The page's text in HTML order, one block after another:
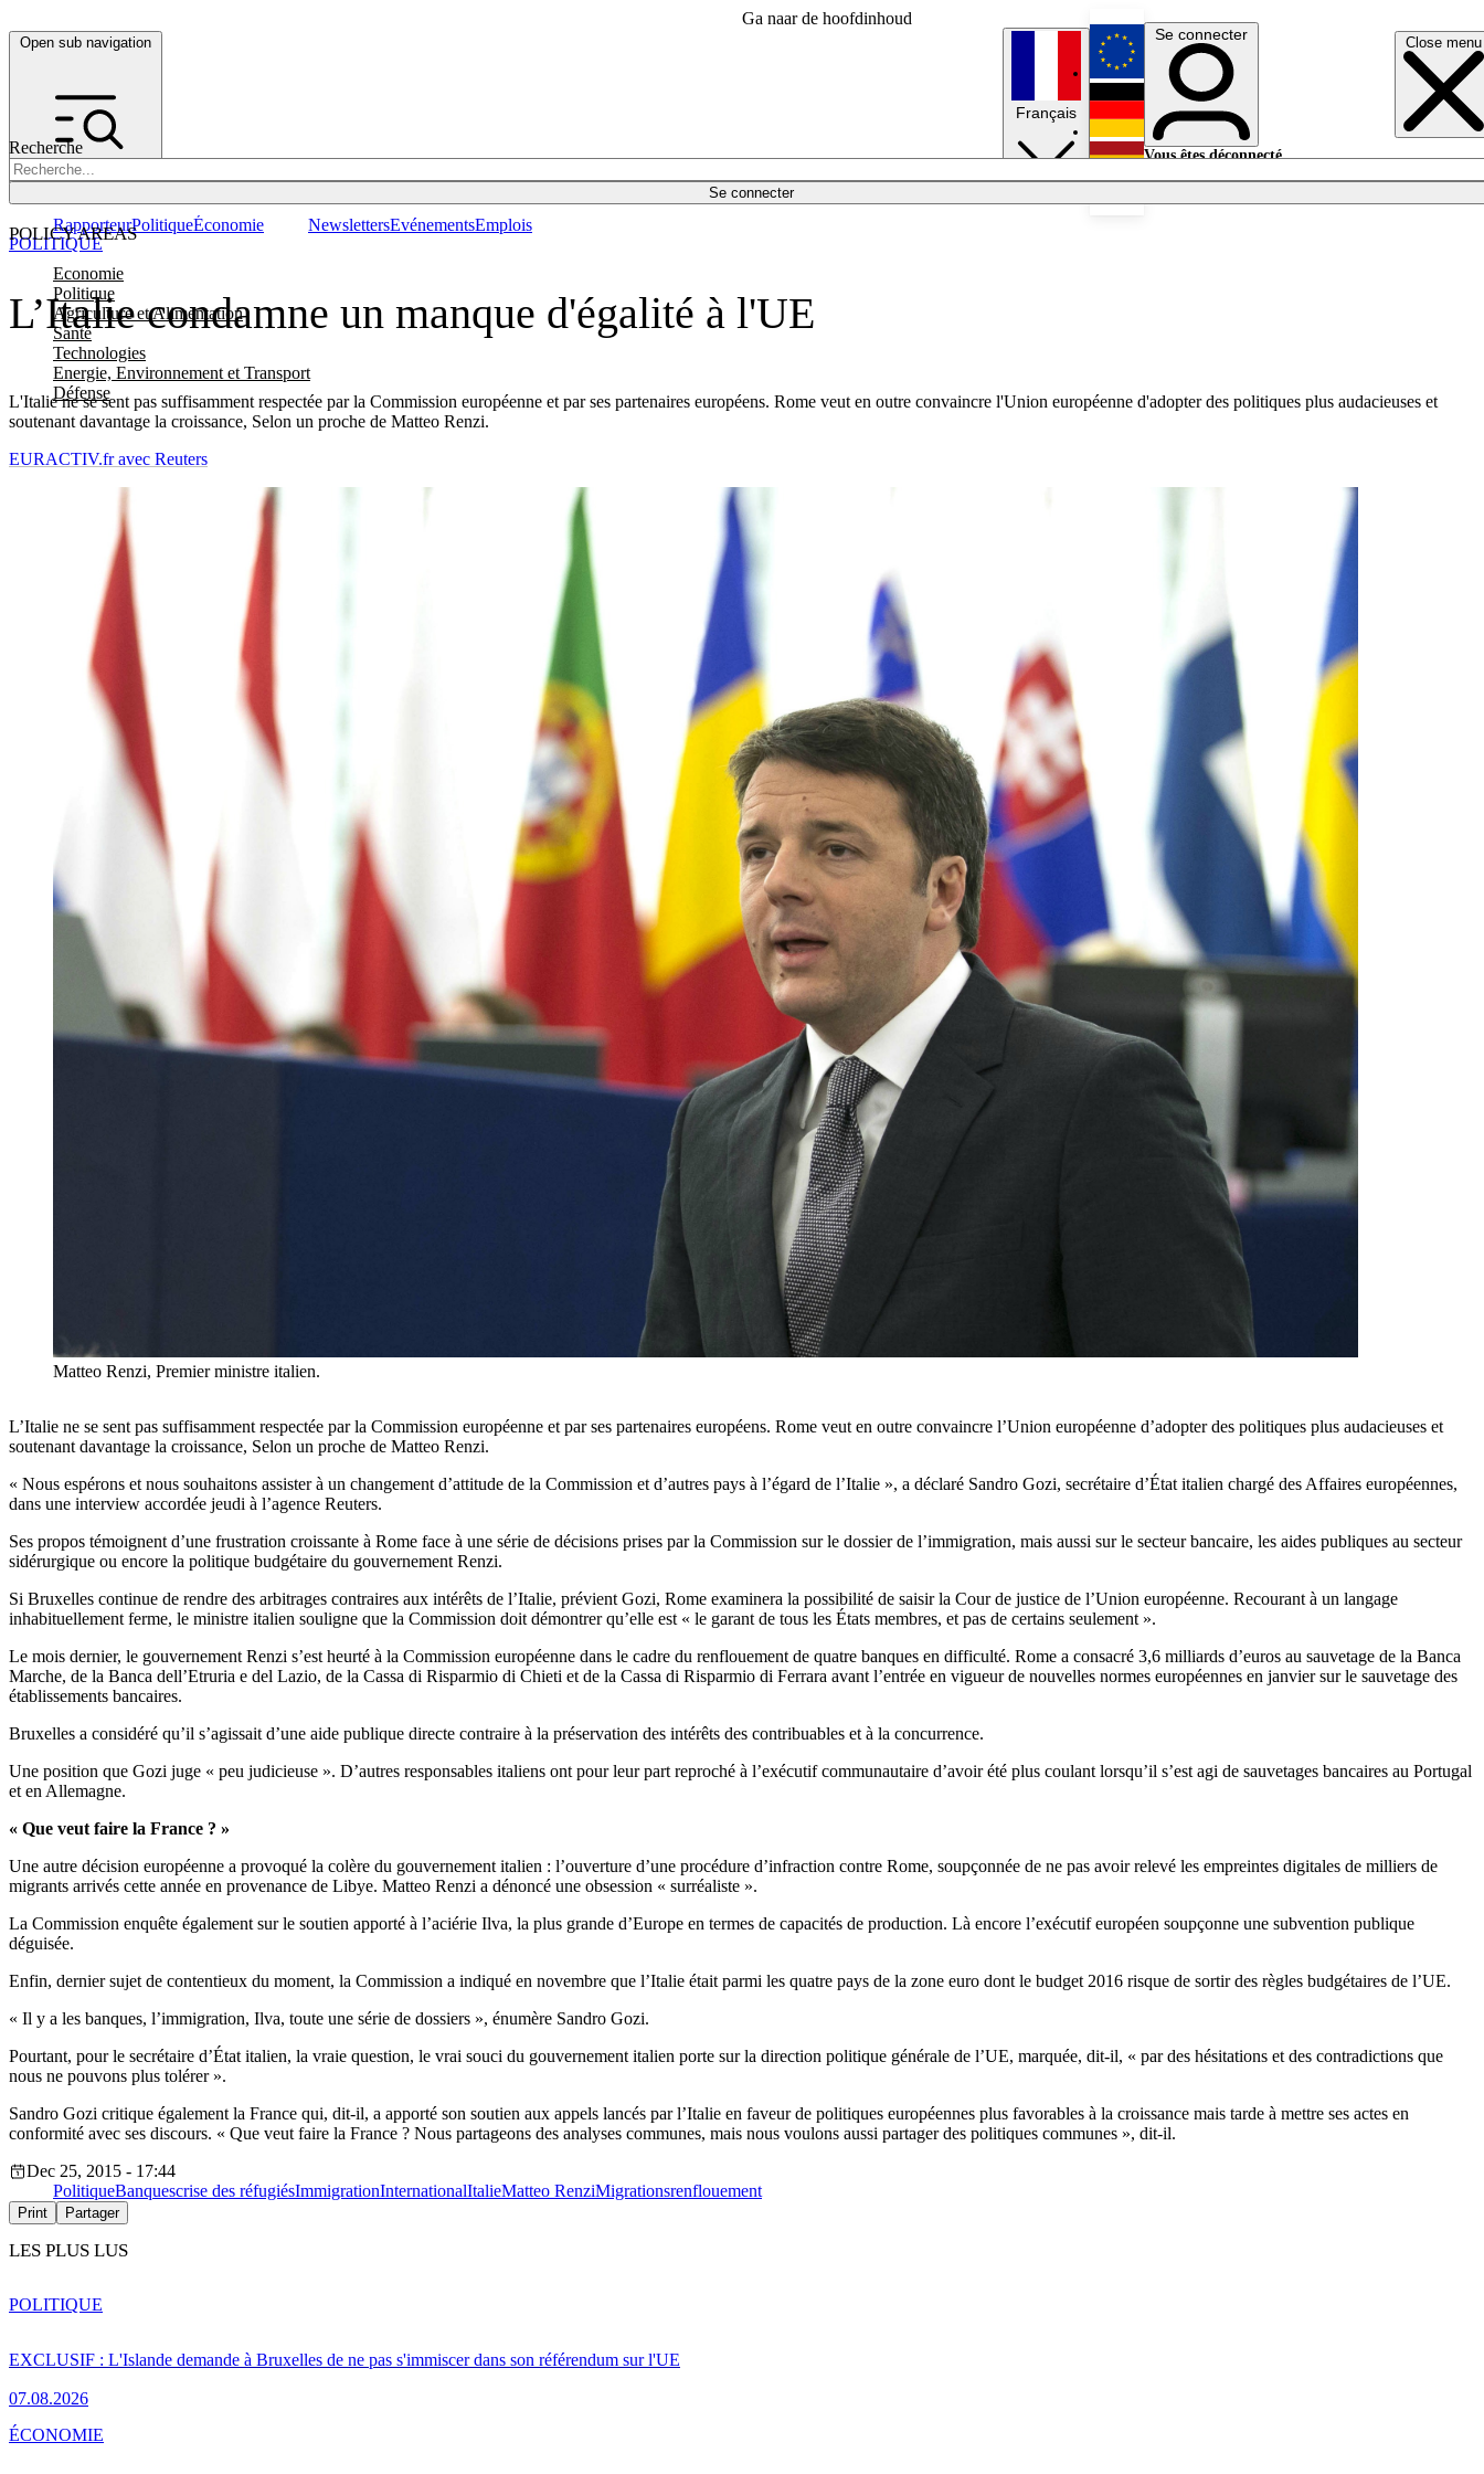
Ga naar de hoofdinhoud
Open sub navigation Close menu
Recherche
Se connecter
POLICY AREAS
Economie
Politique
Agriculture et Alimentation
Santé
Technologies
Energie, Environnement et Transport
Défense
RapporteurPolitiqueÉconomie NewslettersEvénementsEmplois
Français
English
Deutsch
Se connecter
Vous êtes déconnecté.
L’Italie condamne un manque d'égalité à l'UE
L'Italie ne se sent pas suffisamment respectée par la Commission européenne et par ses partenaires européens. Rome veut en outre convaincre l'Union européenne d'adopter des politiques plus audacieuses et
soutenant davantage la croissance, Selon un proche de Matteo Renzi.
POLITIQUE
EURACTIV.fr avec Reuters
Matteo Renzi, Premier ministre italien.
L’Italie ne se sent pas suffisamment respectée par la Commission européenne et par ses partenaires européens. Rome veut en outre convaincre l’Union européenne d’adopter des politiques plus audacieuses et
soutenant davantage la croissance, Selon un proche de Matteo Renzi.
« Nous espérons et nous souhaitons assister à un changement d’attitude de la Commission et d’autres pays à l’égard de l’Italie », a déclaré Sandro Gozi, secrétaire d’État italien chargé des Affaires européennes,
dans une interview accordée jeudi à l’agence Reuters.
Ses propos témoignent d’une frustration croissante à Rome face à une série de décisions prises par la Commission sur le dossier de l’immigration, mais aussi sur le secteur bancaire, les aides publiques au secteur
sidérurgique ou encore la politique budgétaire du gouvernement Renzi.
Si Bruxelles continue de rendre des arbitrages contraires aux intérêts de l’Italie, prévient Gozi, Rome examinera la possibilité de saisir la Cour de justice de l’Union européenne. Recourant à un langage
inhabituellement ferme, le ministre italien souligne que la Commission doit démontrer qu’elle est « le garant de tous les États membres, et pas de certains seulement ».
Le mois dernier, le gouvernement Renzi s’est heurté à la Commission européenne dans le cadre du renflouement de quatre banques en difficulté. Rome a consacré 3,6 milliards d’euros au sauvetage de la Banca
Marche, de la Banca dell’Etruria e del Lazio, de la Cassa di Risparmio di Chieti et de la Cassa di Risparmio di Ferrara avant l’entrée en vigueur de nouvelles normes européennes en janvier sur le sauvetage des
établissements bancaires.
Bruxelles a considéré qu’il s’agissait d’une aide publique directe contraire à la préservation des intérêts des contribuables et à la concurrence.
Une position que Gozi juge « peu judicieuse ». D’autres responsables italiens ont pour leur part reproché à l’exécutif communautaire d’avoir été plus coulant lorsqu’il s’est agi de sauvetages bancaires au Portugal
et en Allemagne.
« Que veut faire la France ? »
Une autre décision européenne a provoqué la colère du gouvernement italien : l’ouverture d’une procédure d’infraction contre Rome, soupçonnée de ne pas avoir relevé les empreintes digitales de milliers de
migrants arrivés cette année en provenance de Libye. Matteo Renzi a dénoncé une obsession « surréaliste ».
La Commission enquête également sur le soutien apporté à l’aciérie Ilva, la plus grande d’Europe en termes de capacités de production. Là encore l’exécutif européen soupçonne une subvention publique
déguisée.
Enfin, dernier sujet de contentieux du moment, la Commission a indiqué en novembre que l’Italie était parmi les quatre pays de la zone euro dont le budget 2016 risque de sortir des règles budgétaires de l’UE.
« Il y a les banques, l’immigration, Ilva, toute une série de dossiers », énumère Sandro Gozi.
Pourtant, pour le secrétaire d’État italien, la vraie question, le vrai souci du gouvernement italien porte sur la direction politique générale de l’UE, marquée, dit-il, « par des hésitations et des contradictions que
nous ne pouvons plus tolérer ».
Sandro Gozi critique également la France qui, dit-il, a apporté son soutien aux appels lancés par l’Italie en faveur de politiques européennes plus favorables à la croissance mais tarde à mettre ses actes en
conformité avec ses discours. « Que veut faire la France ? Nous partageons des analyses communes, mais nous voulons aussi partager des politiques communes », dit-il.
Dec 25, 2015 - 17:44
PolitiqueBanquescrise des réfugiésImmigrationInternationalItalieMatteo RenziMigrationsrenflouement
Print Partager
LES PLUS LUS
EXCLUSIF : L'Islande demande à Bruxelles de ne pas s'immiscer dans son référendum sur l'UE
07.08.2026
POLITIQUE
ÉCONOMIE